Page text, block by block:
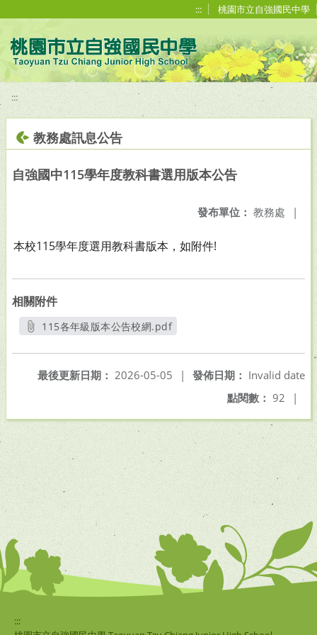
::: 桃園市立自強國民中學
:::
教務處訊息公告
自強國中115學年度教科書選用版本公告
發布單位： 教務處 |
本校115學年度選用教科書版本，如附件!
相關附件
115各年級版本公告校網.pdf
發佈日期： Invalid date
最後更新日期： 2026-05-05
|
點閱數： 92 |
:::